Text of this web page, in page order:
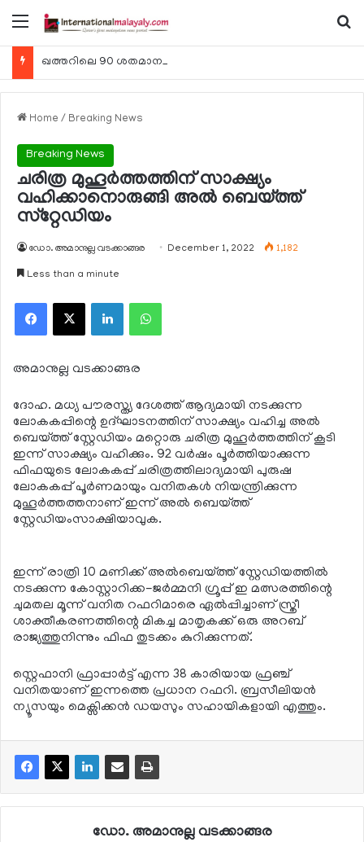
Menu
Home / Breaking News
Breaking News
ചരിത്ര മുഹൂര്‍ത്തത്തിന് സാക്ഷ്യം
വഹിക്കാനൊരുങ്ങി അല്‍ ബെയ്ത്ത്
സ്‌റ്റേഡിയം
ഡോ. അമാനുല്ല വടക്കാങ്ങര December 1, 2022 1,182
Less than a minute
Facebook
X LinkedInWhatsApp
അമാനുല്ല വടക്കാങ്ങര
ദോഹ. മധ്യ പൗരസ്ത്യ ദേശത്ത് ആദ്യമായി നടക്കുന്ന
ലോകകപ്പിന്റെ ഉദ്ഘാടനത്തിന് സാക്ഷ്യം വഹിച്ച അല്‍
ബെയ്ത്ത് സ്റ്റേഡിയം മറ്റൊരു ചരിത്ര മുഹൂര്‍ത്തത്തിന് കൂടി
ഇന്ന് സാക്ഷ്യം വഹിക്കും. 92 വര്‍ഷം പൂര്‍ത്തിയാക്കുന്ന
ഫിഫയുടെ ലോകകപ്പ് ചരിത്രത്തിലാദ്യമായി പുരുഷ
ലോകകപ്പ് പൂര്‍ണമായും വനിതകള്‍ നിയന്ത്രിക്കുന്ന
മുഹൂര്‍ത്തത്തനാണ് ഇന്ന് അല്‍ ബെയ്ത്ത്
സ്റ്റേഡിയംസാക്ഷിയാവുക.
ഇന്ന് രാത്രി 10 മണിക്ക് അല്‍ബെയ്ത്ത് സ്റ്റേഡിയത്തില്‍
നടക്കുന്ന കോസ്റ്റാറിക്ക-ജര്‍മ്മനി ഗ്രൂപ്പ് ഇ മത്സരത്തിന്റെ
ചുമതല മൂന്ന് വനിത റഫറിമാരെ ഏല്‍പ്പിച്ചാണ് സ്ത്രീ
ശാക്തീകരണത്തിന്റെ മികച്ച മാതൃകക്ക് ഒരു അറബ്
രാജ്യത്തുനിന്നും ഫിഫ തുടക്കം കുറിക്കുന്നത്.
സ്റ്റെഫാനി ഫ്രാപ്പാര്‍ട്ട് എന്ന 38 കാരിയായ ഫ്രഞ്ച്
വനിതയാണ് ഇന്നത്തെ പ്രധാന റഫറി. ബ്രസീലിയന്‍
ന്യൂസയും മെക്സിക്കന്‍ ഡയസും സഹായികളായി എത്തും.
ഡോ. അമാനുല്ല വടക്കാങ്ങര